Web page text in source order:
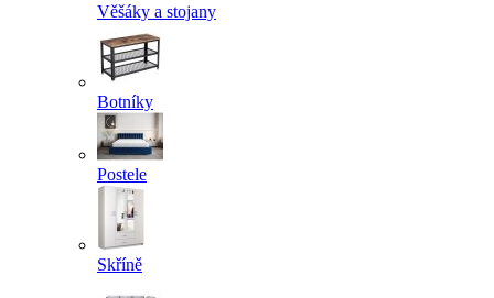
Věšáky a stojany
Botníky
Postele
Skříně